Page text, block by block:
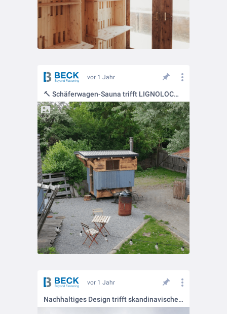
vor 1 Jahr
🔨 Schäferwagen-Sauna trifft LIGNOLOC® – kraftvoll verbunden, ganz ohne Metall
vor 1 Jahr
Nachhaltiges Design trifft skandinavische Eleganz 🌿